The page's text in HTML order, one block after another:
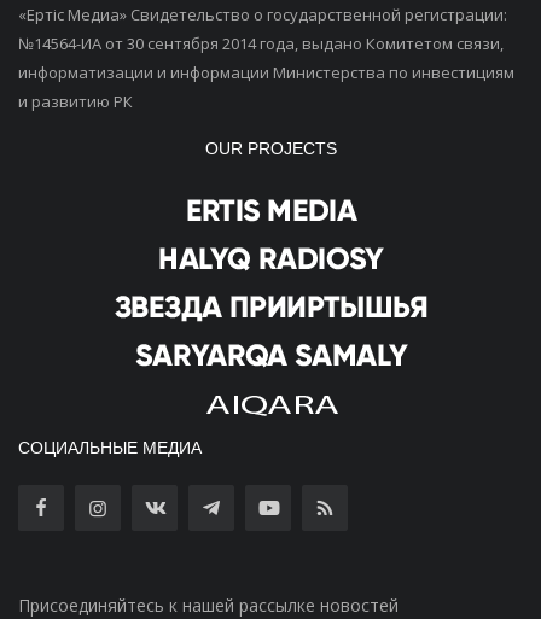
«Ертiс Медиа» Свидетельство о государственной регистрации:
№14564-ИА от 30 сентября 2014 года, выдано Комитетом связи,
информатизации и информации Министерства по инвестициям
и развитию РК
OUR PROJECTS
СОЦИАЛЬНЫЕ МЕДИА
Присоединяйтесь к нашей рассылке новостей